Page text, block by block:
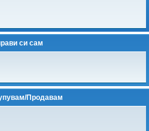
си сам
Продавам